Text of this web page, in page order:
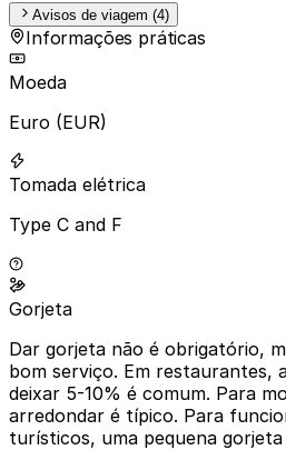
Avisos de viagem (4)
Informações práticas
Moeda
Euro (EUR)
Tomada elétrica
Type C and F
Gorjeta
Dar gorjeta não é obrigatório,
bom serviço. Em restaurantes,
deixar 5-10% é comum. Para
arredondar é típico. Para
turísticos, uma pequena